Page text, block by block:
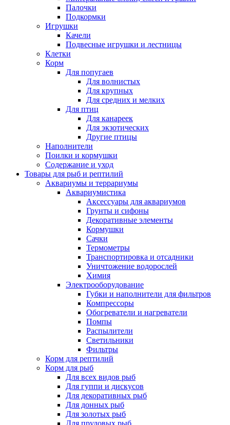
Палочки
Подкормки
Игрушки
Качели
Подвесные игрушки и лестницы
Клетки
Корм
Для попугаев
Для волнистых
Для крупных
Для средних и мелких
Для птиц
Для канареек
Для экзотических
Другие птицы
Наполнители
Поилки и кормушки
Содержание и уход
Товары для рыб и рептилий
Аквариумы и террариумы
Аквариумистика
Аксессуары для аквариумов
Грунты и сифоны
Декоративные элементы
Кормушки
Сачки
Термометры
Транспортировка и отсадники
Уничтожение водорослей
Химия
Электрооборудование
Губки и наполнители для фильтров
Компрессоры
Обогреватели и нагреватели
Помпы
Распылители
Светильники
Фильтры
Корм для рептилий
Корм для рыб
Для всех видов рыб
Для гуппи и дискусов
Для декоративных рыб
Для донных рыб
Для золотых рыб
Для прудовых рыб